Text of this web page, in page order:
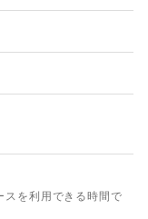
を利用できる時間で